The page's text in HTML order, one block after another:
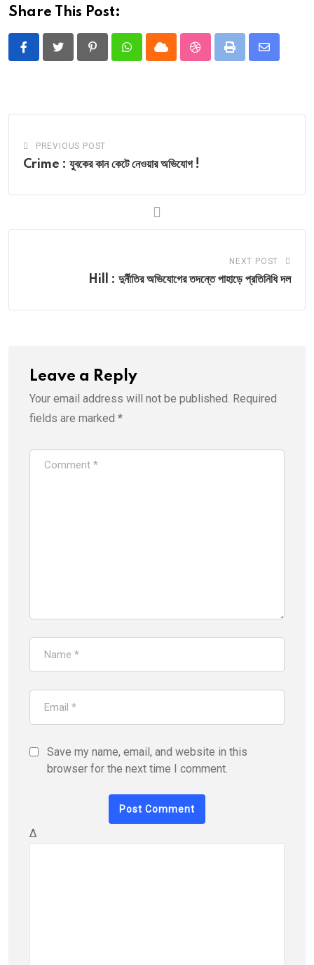
Share This Post:
PinterestWhatsappCloud StumbleUpon
Print
Share
PREVIOUS POST
Crime : যুবকের কান কেটে নেওয়ার অভিযোগ !
NEXT POST
Hill : দুর্নীতির অভিযোগের তদন্তে পাহাড়ে প্রতিনিধি দল
Leave a Reply
Your email address will not be published. Required
fields are marked *
Save my name, email, and website in this
browser for the next time I comment.
Δ